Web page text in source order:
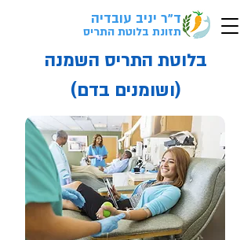
ד"ר יניב עובדיה
תזונת בלוטת התריס
בלוטת התריס השמנה
(ושומנים בדם)